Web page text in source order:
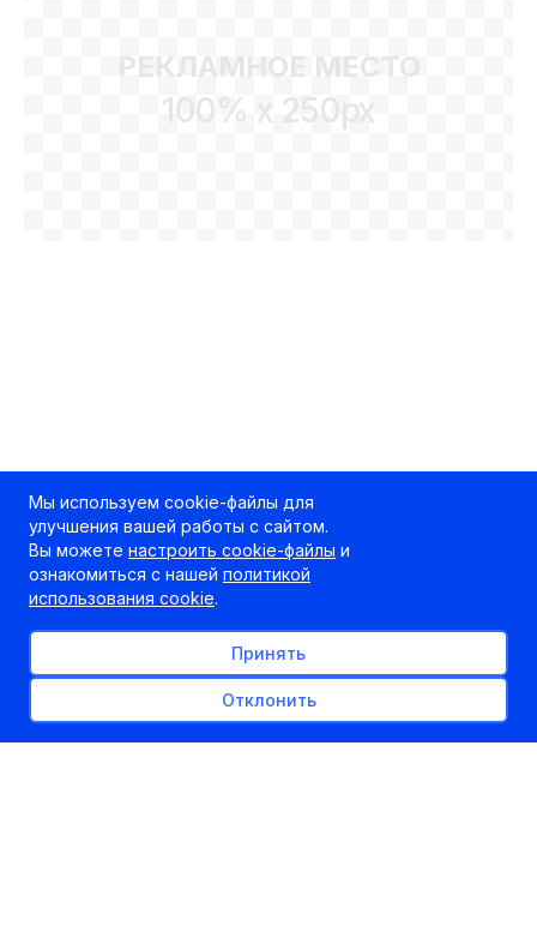
РЕКЛАМНОЕ МЕСТО
100% x 250px
Мы используем cookie-файлы для
улучшения вашей работы с сайтом.
Вы можете настроить cookie-файлы и
ознакомиться с нашей политикой
использования cookie.
Принять
Отклонить